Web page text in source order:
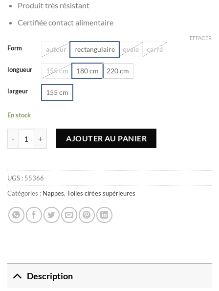
Produit très résistant
Certifiée contact alimentaire
Form autour rectangulaire ovale carré
longueur 155 cm 180 cm 220 cm
largeur 155 cm
EFFACER
En stock
quantité de Nappe toile cirée supérieure Pauline
AJOUTER AU PANIER
UGS : 55366
Catégories : Nappes, Toiles cirées supérieures
Description